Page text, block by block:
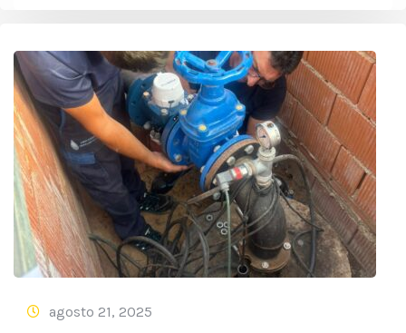
agosto 21, 2025